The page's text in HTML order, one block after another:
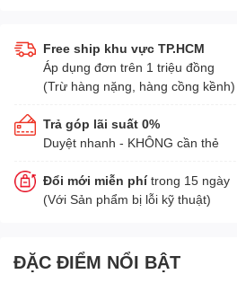
Free ship khu vực TP.HCM
Áp dụng đơn trên 1 triệu đồng
(Trừ hàng nặng, hàng cồng kềnh)
Trả góp lãi suất 0%
Duyệt nhanh - KHÔNG cần thẻ
Đổi mới miễn phítrong 15 ngày
(Với Sản phẩm bị lỗi kỹ thuật)
ĐẶC ĐIỂM NỔI BẬT